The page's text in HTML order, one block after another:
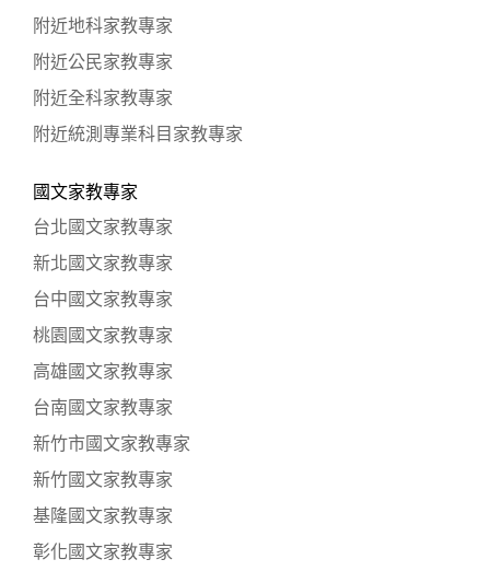
附近地科家教專家
附近公民家教專家
附近全科家教專家
附近統測專業科目家教專家
國文家教專家
台北國文家教專家
新北國文家教專家
台中國文家教專家
桃園國文家教專家
高雄國文家教專家
台南國文家教專家
新竹市國文家教專家
新竹國文家教專家
基隆國文家教專家
彰化國文家教專家